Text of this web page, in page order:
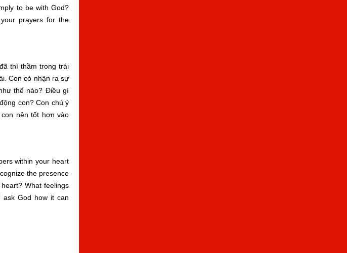
to be with God?
prayers for the
thì thầm trong trái
Con có nhận ra sự
thế nào? Điều gì
con? Con chú ý
nên tốt hơn vào
within your heart
the presence
What feelings
ask God how it can